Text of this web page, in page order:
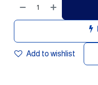
Add to wishlist